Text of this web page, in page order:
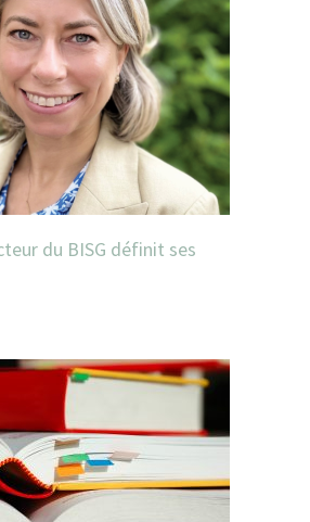
du BISG définit ses